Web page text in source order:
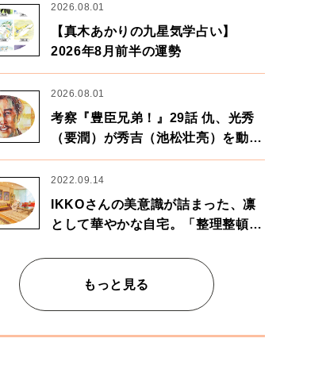
2026.08.01
【真木あかりの九星気学占い】
2026年8月前半の運勢
2026.08.01
考察『豊臣兄弟！』29話 仇、光秀
（要潤）が秀吉（池松壮亮）を動か
す。天下に向けた兄弟の分岐点。
2022.09.14
IKKOさんの美意識が詰まった、凛
として華やかな自宅。「整理整頓は
もっと見る